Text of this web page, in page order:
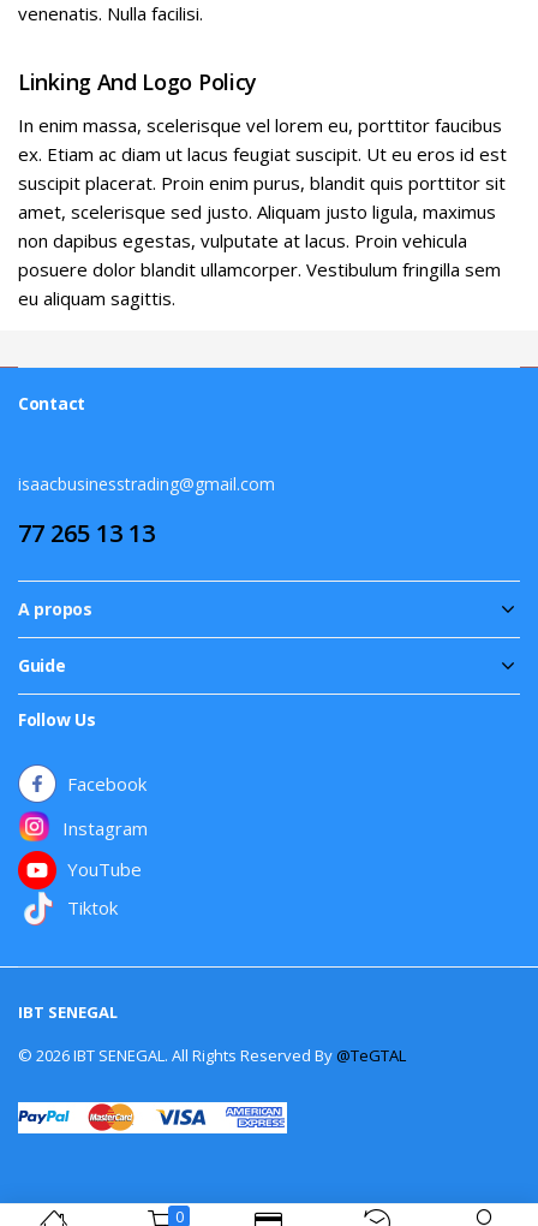
0
venenatis. Nulla facilisi.
Linking And Logo Policy
In enim massa, scelerisque vel lorem eu, porttitor faucibus
ex. Etiam ac diam ut lacus feugiat suscipit. Ut eu eros id est
suscipit placerat. Proin enim purus, blandit quis porttitor sit
amet, scelerisque sed justo. Aliquam justo ligula, maximus
non dapibus egestas, vulputate at lacus. Proin vehicula
posuere dolor blandit ullamcorper. Vestibulum fringilla sem
eu aliquam sagittis.
Contact
isaacbusinesstrading@gmail.com
77 265 13 13
A propos
Guide
Follow Us
Facebook
Instagram
YouTube
Tiktok
IBT SENEGAL
© 2026 IBT SENEGAL. All Rights Reserved By@TeGTAL